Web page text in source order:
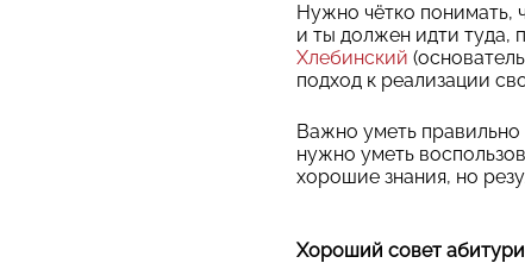
Нужно чётко понимать,
и ты должен идти туда,
Хлебинский
подход к реализации
Важно уметь
нужно уметь
хорошие знания, но
Хороший совет